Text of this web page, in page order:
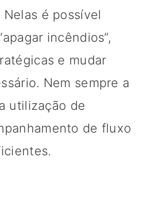
Nelas é possível
incêndios”,
e mudar
Nem sempre a
utilização de
de fluxo